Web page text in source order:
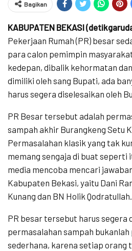
Bagikan
KABUPATEN BEKASI
Pekerjaan Rumah (PR) besar
para calon pemimpin
kedepan, dibalik kehormatan
dimiliki oleh sang Bupati, ada
harus segera diselesaikan oleh
PR Besar tersebut adalah
sampah akhir Burangkeng Setu
Permasalahan klasik yang tak
memang sengaja di buat seperti
media mencoba mencari
Kabupaten Bekasi, yaitu Dani
Kunang dan BN Holik Qodratullah.
PR besar tersebut harus segera
permasalahan sampah
sederhana, karena setiap orang